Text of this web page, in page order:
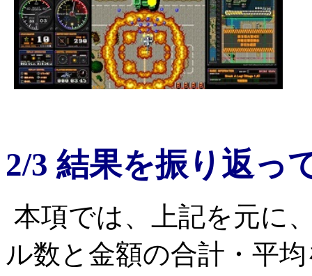
2/3 結果を振り返
本項では、上記を元に
ル数と金額の合計・平